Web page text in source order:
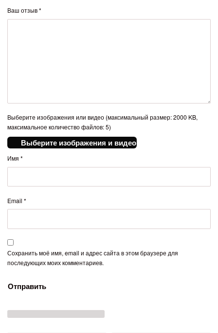
Ваш отзыв*
Выберите изображения или видео (максимальный размер: 2000 KB,
максимальное количество файлов: 5)
Выберите изображения и видео
Имя *
Email *
Сохранить моё имя, email и адрес сайта в этом браузере для
последующих моих комментариев.